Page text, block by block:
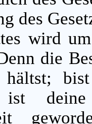
des
wird
die
hältst;
ist